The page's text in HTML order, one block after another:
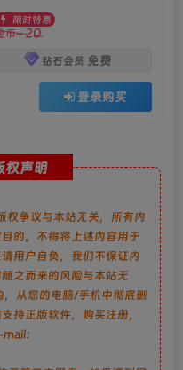
限时特惠
币~ 20
钻石会员 免费
登录购买
权声明
权争议与本站无关，所有内
的。不得将上述内容用于
用户自负，我们不保证内
之而来的风险与本站无
从您的电脑/手机中彻底删
持正版软件，购买注册，
：